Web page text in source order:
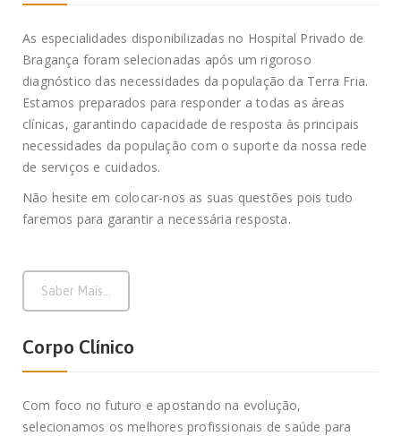
As especialidades disponibilizadas no Hospital Privado de
Bragança foram selecionadas após um rigoroso
diagnóstico das necessidades da população da Terra Fria.
Estamos preparados para responder a todas as áreas
clínicas, garantindo capacidade de resposta às principais
necessidades da população com o suporte da nossa rede
de serviços e cuidados.
Não hesite em colocar-nos as suas questões pois tudo
faremos para garantir a necessária resposta.
Saber Mais...
Corpo Clínico
Com foco no futuro e apostando na evolução,
selecionamos os melhores profissionais de saúde para